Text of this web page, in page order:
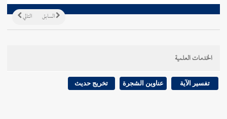
التالي السابق
الخدمات العلمية
تفسير الآية عناوين الشجرة تخريج حديث